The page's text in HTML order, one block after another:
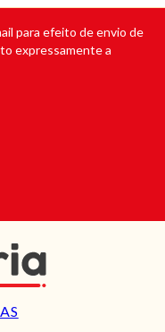
para efeito de envio de
expressamente a